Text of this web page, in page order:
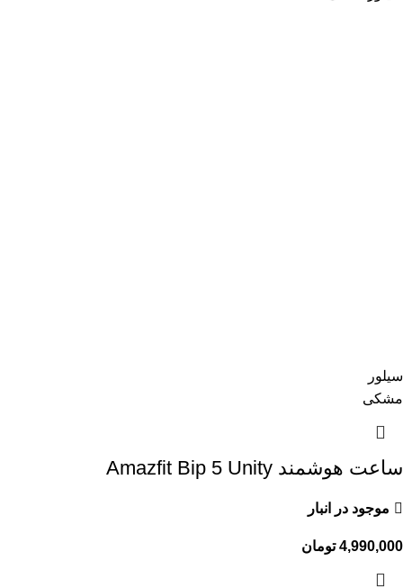
سیلور
مشکی
ساعت هوشمند Amazfit Bip 5 Unity
موجود در انبار
4,990,000 تومان